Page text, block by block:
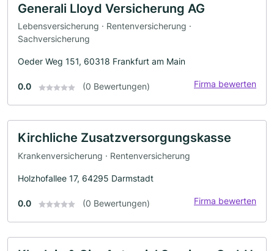
Generali Lloyd Versicherung AG
Lebensversicherung · Rentenversicherung ·
Sachversicherung
Oeder Weg 151, 60318 Frankfurt am Main
0.0 (0 Bewertungen) Firma bewerten
Kirchliche Zusatzversorgungskasse
Krankenversicherung · Rentenversicherung
Holzhofallee 17, 64295 Darmstadt
0.0 (0 Bewertungen) Firma bewerten